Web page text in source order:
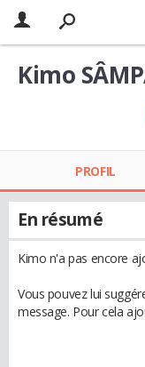
Kimo
PROFIL
En résumé
Kimo n'a pas encore
Vous pouvez lui
message. Pour cela